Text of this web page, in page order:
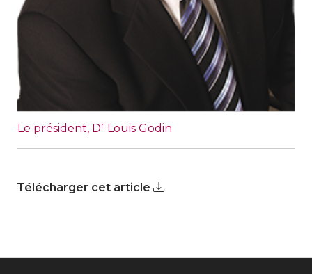
Le président, Dr Louis Godin
Télécharger cet article